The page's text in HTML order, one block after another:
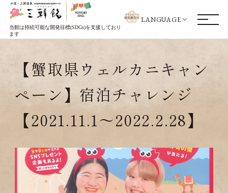
当館は持続可能な開発目標(SDGs)を支援しており
ます
LANGUAGE
【蟹取県ウェルカニキャン
ペーン】宿泊チャレンジ
【2021.11.1～2022.2.28】